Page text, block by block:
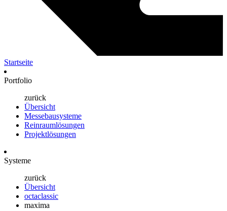
Startseite
Portfolio
zurück
Übersicht
Messebausysteme
Reinraumlösungen
Projektlösungen
Systeme
zurück
Übersicht
octaclassic
maxima